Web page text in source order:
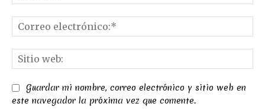
Guardar mi nombre, correo electrónico y sitio web en
este navegador la próxima vez que comente.